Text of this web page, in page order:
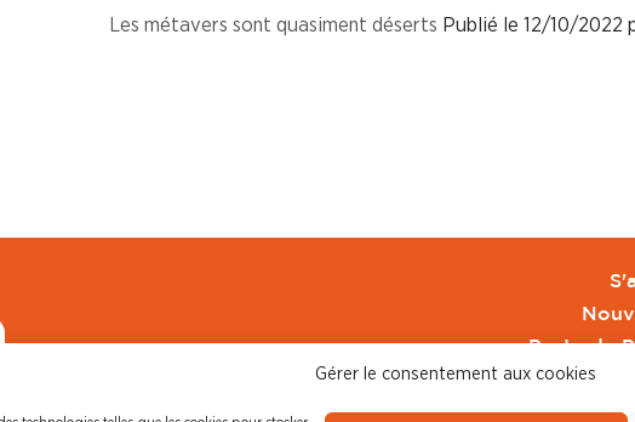
Gérer le consentement aux cookies
Les métavers sont quasiment déserts Publié le 12/10/2022
Pacte de
Toute